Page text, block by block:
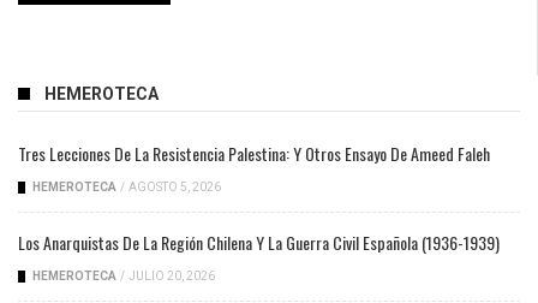
HEMEROTECA
Tres Lecciones De La Resistencia Palestina: Y Otros Ensayo De Ameed Faleh
HEMEROTECA / AGOSTO 5, 2026
Los Anarquistas De La Región Chilena Y La Guerra Civil Española (1936-1939)
HEMEROTECA / JULIO 20, 2026